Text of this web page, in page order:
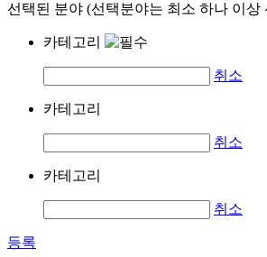
선택된 분야 (선택분야는 최소 하나 이상
카테고리
취소
카테고리
취소
카테고리
취소
등록